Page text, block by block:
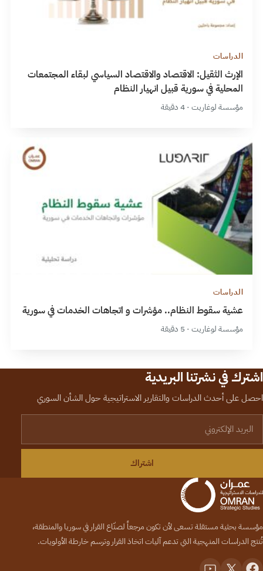
الدراسات
الإرث الثقيل: الاقتصاد والاقتصاد السياسي لبقاء المجتمعات
المحلية في سورية قبيل انهيار النظام
مؤسسة لوغاريت · 4 دقيقة
الدراسات
عشية سقوط النظام.. مؤشرات و اتجاهات الخدمات في سورية
مؤسسة لوغاريت · 5 دقيقة
اشترك في نشرتنا البريدية
احصل على أحدث الدراسات والتقارير الاستراتيجية حول الشأن السوري
اشتراك
مؤسسة بحثية مستقلة تسعى لأن تكون مرجعاً لصنّاع القرار في سوريا والمنطقة،
تُنتج الدراسات المنهجية التي تدعم آليات اتخاذ القرار وترسم خارطة الأولويات.